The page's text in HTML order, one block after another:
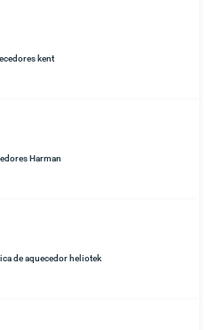
kent
Harman
de aquecedor heliotek